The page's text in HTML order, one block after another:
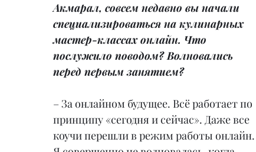
Акмарал, совсем недавно вы начали
специализироваться на кулинарных
мастер-классах онлайн. Что
послужило поводом? Волновались
перед первым занятием?
– За онлайном будущее. Всё работает по
принципу «сегодня и сейчас». Даже все
коучи перешли в режим работы онлайн.